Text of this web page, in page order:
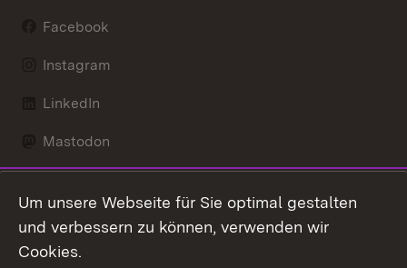
Facebook
Instagram
LinkedIn
Mastodon
X / Twitter
Youtube
Um unsere Webseite für Sie optimal gestalten
und verbessern zu können, verwenden wir
Cookies.